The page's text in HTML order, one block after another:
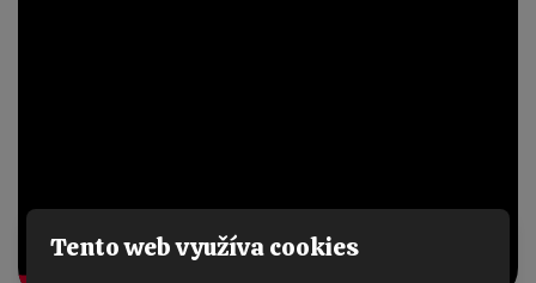
Tento web využíva cookies